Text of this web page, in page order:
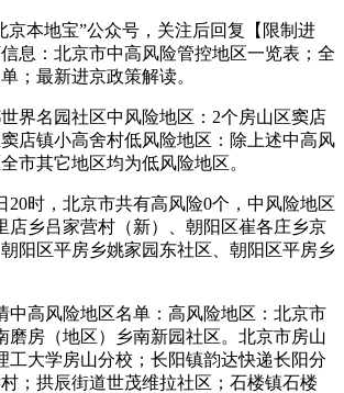
京本地宝”公众号，关注后回复【限制进
息：北京市中高风险管控地区一览表；全
；最新进京政策解读。
界名园社区中风险地区：2个房山区窦店
店镇小高舍村低风险地区：除上述中高风
市其它地区均为低风险地区。
20时，北京市共有高风险0个，中风险地区
店乡吕家营村（新）、朝阳区崔各庄乡京
阳区平房乡姚家园东社区、朝阳区平房乡
中高风险地区名单：高风险地区：北京市
磨房（地区）乡南新园社区。北京市房山
工大学房山分校；长阳镇韵达快递长阳分
；拱辰街道世茂维拉社区；石楼镇石楼